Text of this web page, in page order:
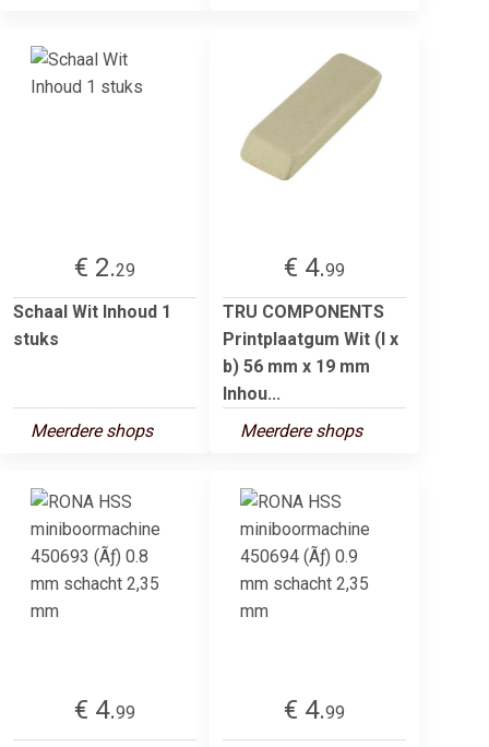
€ 2.29
Schaal Wit Inhoud 1
stuks
Meerdere shops
€ 4.99
TRU COMPONENTS
Printplaatgum Wit (l x
b) 56 mm x 19 mm
Inhou...
Meerdere shops
€ 4.99
€ 4.99